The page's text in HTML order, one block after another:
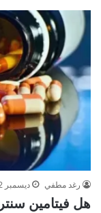
رغد مطفي ديسمبر 2, 2023
هل فيتامين